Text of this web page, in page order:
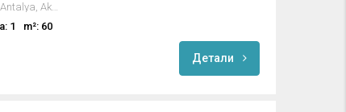
Atatürk Cd., Mahmutlar, Alanya, Antalya, Akdeniz Bölgesi, 07450, Türkiye
1
m²: 60
Детали